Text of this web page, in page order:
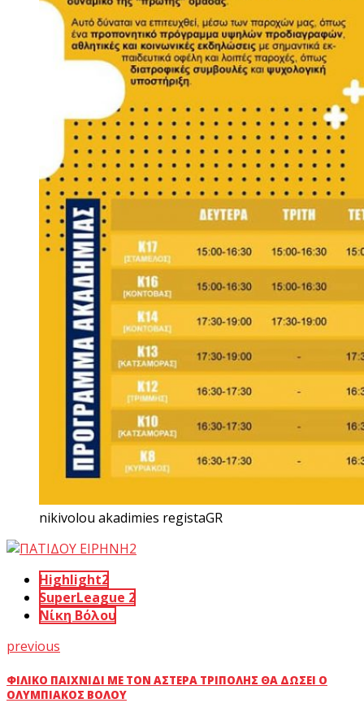
nikivolou akadimies registaGR
Highlight2
SuperLeague 2
Νίκη Βόλου
previous
ΦΙΛΙΚΌ ΠΑΙΧΝΊΔΙ ΜΕ ΤΟΝ ΑΣΤΈΡΑ ΤΡΊΠΟΛΗΣ ΘΑ ΔΏΣΕΙ Ο
ΟΛΥΜΠΙΑΚΌΣ ΒΌΛΟΥ